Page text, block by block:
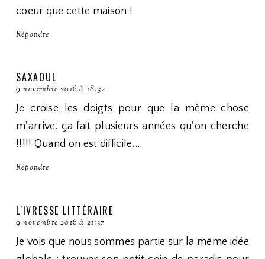
coeur que cette maison !
Répondre
SAXAOUL
9 novembre 2016 à 18:32
Je croise les doigts pour que la même chose
m'arrive. ça fait plusieurs années qu'on cherche
!!!!! Quand on est difficile....
Répondre
L'IVRESSE LITTÉRAIRE
9 novembre 2016 à 21:37
Je vois que nous sommes partie sur la même idée